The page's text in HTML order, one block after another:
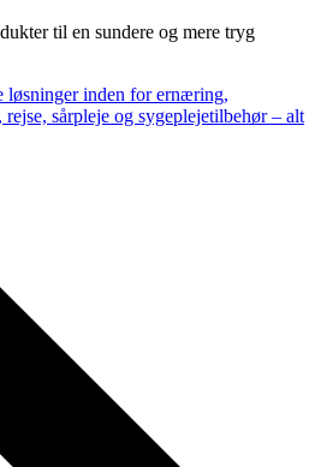
til en sundere og mere tryg
løsninger inden for ernæring,
sårpleje og sygeplejetilbehør – alt